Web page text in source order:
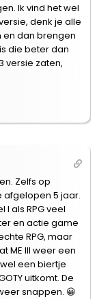
Ik vind het wel
denk je alle
dan brengen
die beter dan
versie zaten,
Zelfs op
5 jaar.
als RPG veel
en actie game
RPG, maar
ME III weer een
een biertje
uitkomt. De
snappen. 😀